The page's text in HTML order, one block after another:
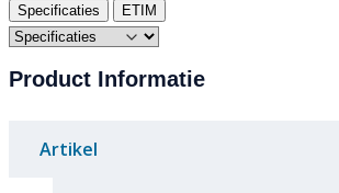
Specificaties ETIM
Product Informatie
Artikel